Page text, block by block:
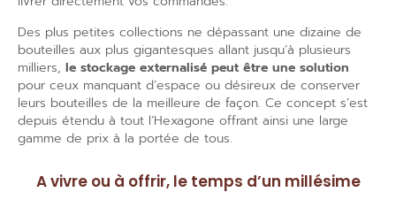
A vivre ou à offrir, le temps d’un millésime
Des plus petites collections ne dépassant une dizaine de
bouteilles aux plus gigantesques allant jusqu’à plusieurs
milliers, le stockage externalisé peut être une solution
pour ceux manquant d’espace ou désireux de conserver
leurs bouteilles de la meilleure de façon. Ce concept s’est
depuis étendu à tout l’Hexagone offrant ainsi une large
gamme de prix à la portée de tous.